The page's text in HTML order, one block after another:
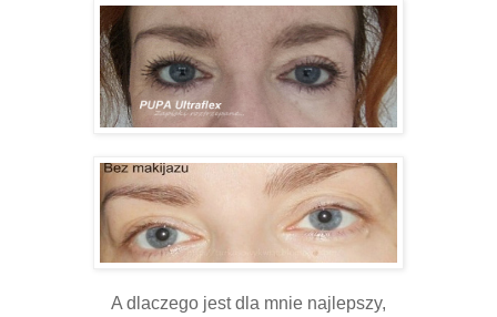
A dlaczego jest dla mnie najlepszy,